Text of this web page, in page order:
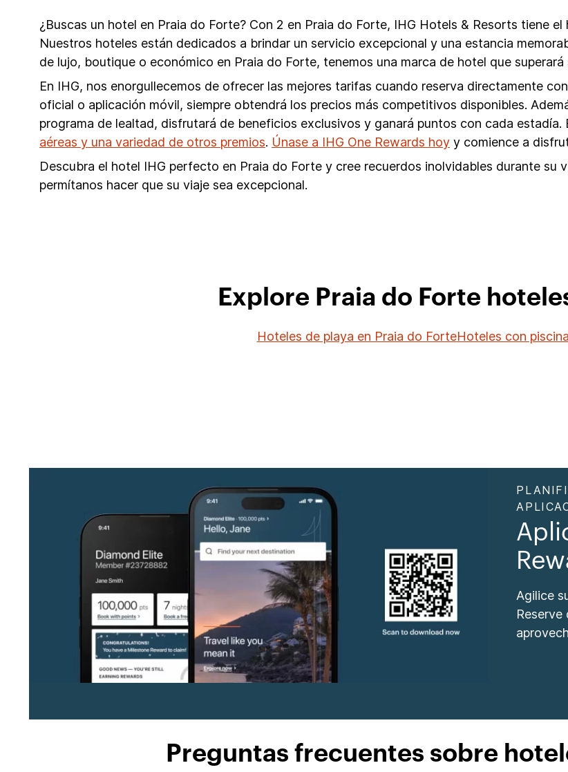
¿Buscas un hotel en Praia do Forte? Con 2 en Praia do Forte, IHG Hotels & Resorts tiene
Nuestros hoteles están dedicados a brindar un servicio excepcional y una estancia
de lujo, boutique o económico en Praia do Forte, tenemos una marca de hotel que
En IHG, nos enorgullecemos de ofrecer las mejores tarifas cuando reserva directamente
oficial o aplicación móvil, siempre obtendrá los precios más competitivos disponibles.
programa de lealtad, disfrutará de beneficios exclusivos y ganará puntos con cada estadía.
aéreas y una variedad de otros premios. Únase a IHG One Rewards hoy y comience a
Descubra el hotel IHG perfecto en Praia do Forte y cree recuerdos inolvidables durante su
permítanos hacer que su viaje sea excepcional.
Explore Praia do Forte
Hoteles de playa en Praia do ForteHoteles con
Agilice
Preguntas frecuentes sobre